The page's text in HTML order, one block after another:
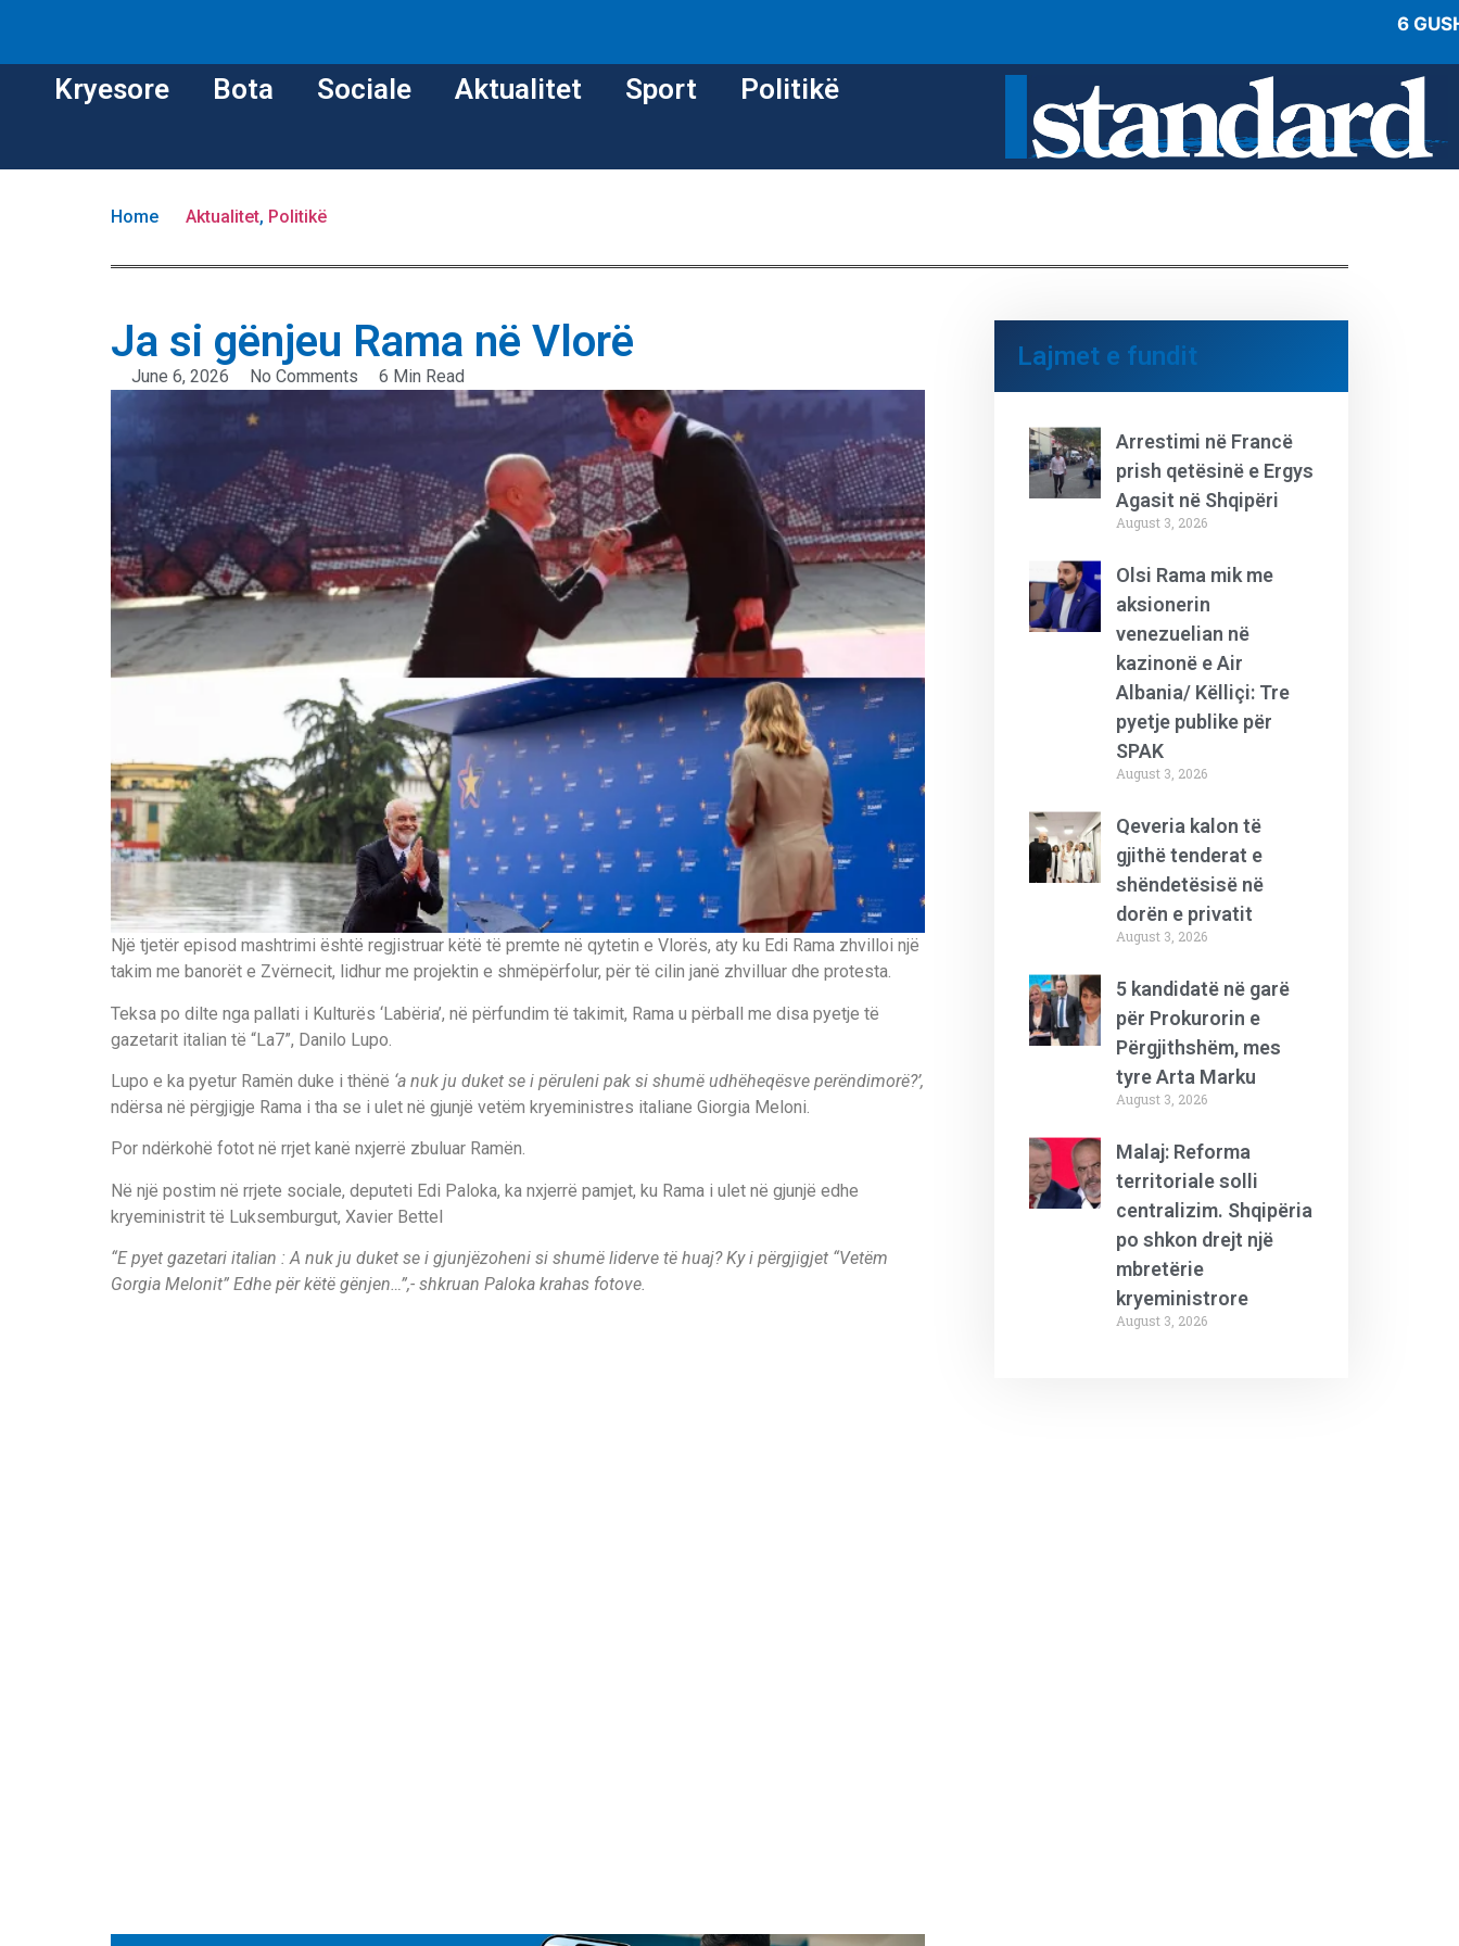
6
Kryesore Bota Sociale Aktualitet Sport Politikë
Home Aktualitet, Politikë
Ja si gënjeu Rama në Vlorë
June 6, 2026 No Comments 6 Min Read
Një tjetër episod mashtrimi është regjistruar këtë të premte në qytetin e Vlorës, aty ku Edi Rama zhvilloi një
takim me banorët e Zvërnecit, lidhur me projektin e shmëpërfolur, për të cilin janë zhvilluar dhe protesta.
Teksa po dilte nga pallati i Kulturës ‘Labëria’, në përfundim të takimit, Rama u përball me disa pyetje të
gazetarit italian të “La7”, Danilo Lupo.
Lupo e ka pyetur Ramën duke i thënë ‘a nuk ju duket se i përuleni pak si shumë udhëheqësve perëndimorë?’,
ndërsa në përgjigje Rama i tha se i ulet në gjunjë vetëm kryeministres italiane Giorgia Meloni.
Por ndërkohë fotot në rrjet kanë nxjerrë zbuluar Ramën.
Në një postim në rrjete sociale, deputeti Edi Paloka, ka nxjerrë pamjet, ku Rama i ulet në gjunjë edhe
kryeministrit të Luksemburgut, Xavier Bettel
“E pyet gazetari italian : A nuk ju duket se i gjunjëzoheni si shumë liderve të huaj? Ky i përgjigjet “Vetëm
Gorgia Melonit” Edhe për këtë gënjen…”,- shkruan Paloka krahas fotove.
Lajmet e fundit
Arrestimi në Francë
prish qetësinë e Ergys
Agasit në Shqipëri
August 3, 2026
Olsi Rama mik me
aksionerin
venezuelian në
kazinonë e Air
Albania/ Këlliçi: Tre
pyetje publike për
SPAK
August 3, 2026
Qeveria kalon të
gjithë tenderat e
shëndetësisë në
dorën e privatit
August 3, 2026
5 kandidatë në garë
për Prokurorin e
Përgjithshëm, mes
tyre Arta Marku
August 3, 2026
Malaj: Reforma
territoriale solli
centralizim. Shqipëria
po shkon drejt një
mbretërie
kryeministrore
August 3, 2026